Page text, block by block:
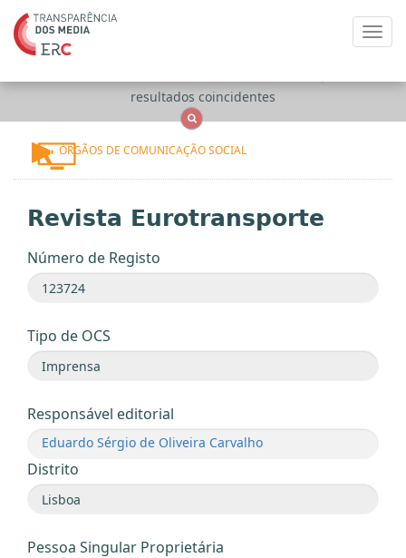
resultados coincidentes
ÓRGÃOS DE COMUNICAÇÃO SOCIAL
Revista Eurotransporte
Número de Registo
Tipo de OCS
Responsável editorial
Eduardo Sérgio de Oliveira Carvalho
Distrito
Pessoa Singular Proprietária